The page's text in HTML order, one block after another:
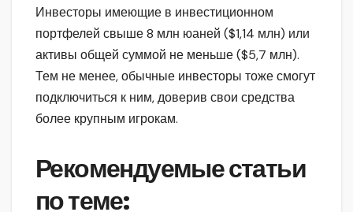
Инвесторы имеющие в инвестиционном
портфелей свыше 8 млн юаней ($1,14 млн) или
активы общей суммой не меньше ($5,7 млн).
Тем не менее, обычные инвесторы тоже смогут
подключиться к ним, доверив свои средства
более крупным игрокам.
Рекомендуемые статьи
по теме: